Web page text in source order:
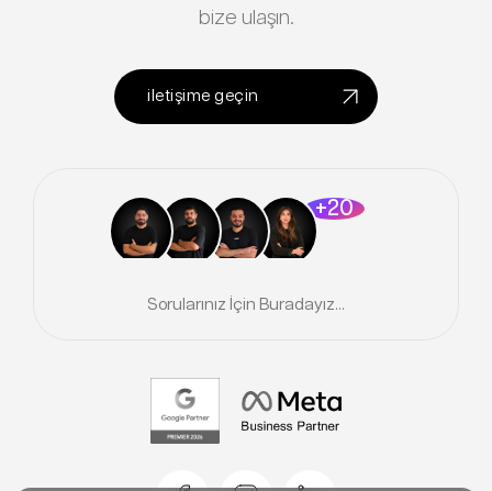
bize ulaşın.
iletişime geçin
+20
Sorularınız İçin Buradayız...